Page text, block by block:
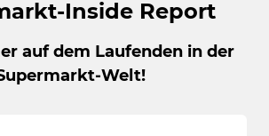
Inside Report
auf dem Laufenden in der
Welt!